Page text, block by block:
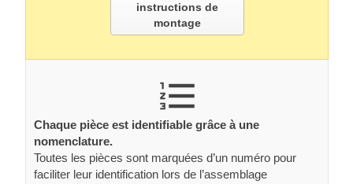
instructions de
montage
Chaque pièce est identifiable grâce à une
nomenclature.
Toutes les pièces sont marquées d’un numéro pour
faciliter leur identification lors de l’assemblage